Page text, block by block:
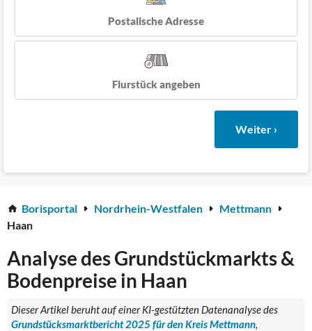
Postalische Adresse
Flurstück angeben
Weiter ›
Borisportal Nordrhein-Westfalen
Mettmann
Haan
Analyse des Grundstückmarkts &
Bodenpreise in Haan
Dieser Artikel beruht auf einer KI-gestützten Datenanalyse des
Grundstücksmarktbericht 2025 für den Kreis Mettmann,